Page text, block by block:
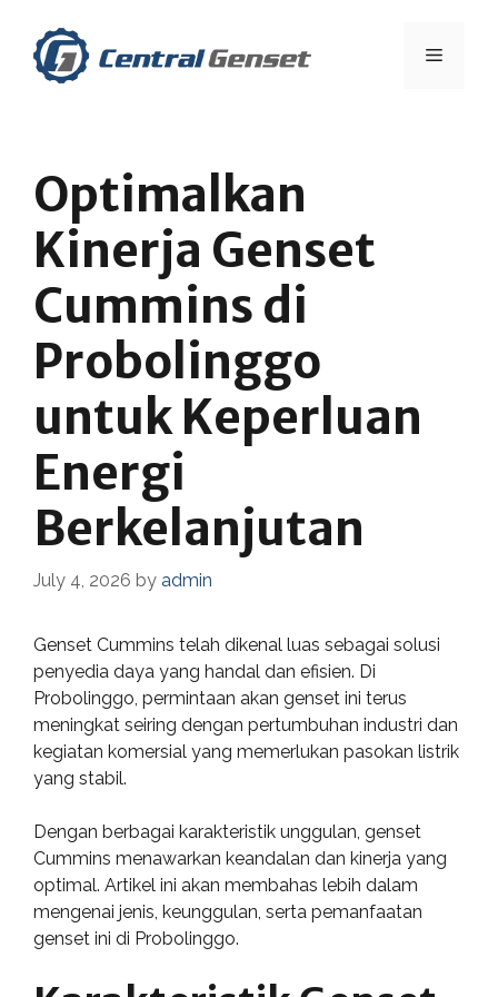
content
Menu
Optimalkan
Kinerja Genset
Cummins di
Probolinggo
untuk Keperluan
Energi
Berkelanjutan
July 4, 2026 by admin
Genset Cummins telah dikenal luas sebagai solusi
penyedia daya yang handal dan efisien. Di
Probolinggo, permintaan akan genset ini terus
meningkat seiring dengan pertumbuhan industri dan
kegiatan komersial yang memerlukan pasokan listrik
yang stabil.
Dengan berbagai karakteristik unggulan, genset
Cummins menawarkan keandalan dan kinerja yang
optimal. Artikel ini akan membahas lebih dalam
mengenai jenis, keunggulan, serta pemanfaatan
genset ini di Probolinggo.